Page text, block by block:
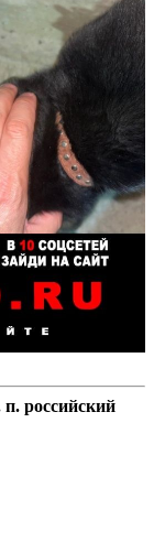
российский